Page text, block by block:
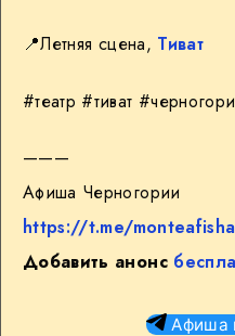
📍Летняя сцена, Тиват
#театр #тиват
———
Афиша Черногории
https://t.me/monteafisha
Добавить анонс
Афиша